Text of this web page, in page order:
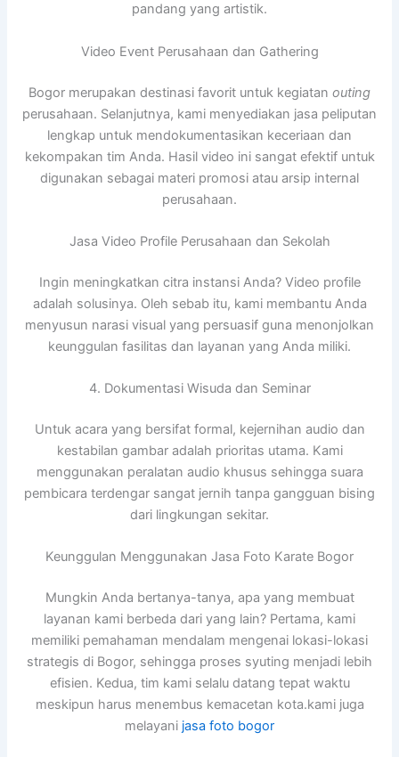
pandang yang artistik.
Video Event Perusahaan dan Gathering
Bogor merupakan destinasi favorit untuk kegiatan outing
perusahaan. Selanjutnya, kami menyediakan jasa peliputan
lengkap untuk mendokumentasikan keceriaan dan
kekompakan tim Anda. Hasil video ini sangat efektif untuk
digunakan sebagai materi promosi atau arsip internal
perusahaan.
Jasa Video Profile Perusahaan dan Sekolah
Ingin meningkatkan citra instansi Anda? Video profile
adalah solusinya. Oleh sebab itu, kami membantu Anda
menyusun narasi visual yang persuasif guna menonjolkan
keunggulan fasilitas dan layanan yang Anda miliki.
4. Dokumentasi Wisuda dan Seminar
Untuk acara yang bersifat formal, kejernihan audio dan
kestabilan gambar adalah prioritas utama. Kami
menggunakan peralatan audio khusus sehingga suara
pembicara terdengar sangat jernih tanpa gangguan bising
dari lingkungan sekitar.
Keunggulan Menggunakan Jasa Foto Karate Bogor
Mungkin Anda bertanya-tanya, apa yang membuat
layanan kami berbeda dari yang lain? Pertama, kami
memiliki pemahaman mendalam mengenai lokasi-lokasi
strategis di Bogor, sehingga proses syuting menjadi lebih
efisien. Kedua, tim kami selalu datang tepat waktu
meskipun harus menembus kemacetan kota.kami juga
melayani jasa foto bogor